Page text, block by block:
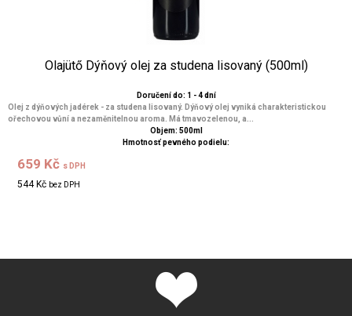
Olajütő Dýňový olej za studena lisovaný (500ml)
Doručení do: 1 - 4 dní
Olej z dýňových jadérek - za studena lisovaný. Dýňový olej vyniká charakteristickou
ořechovou vůní a nezaměnitelnou aroma. Má tmavozelenou, a...
Objem: 500ml
Hmotnosť pevného podielu:
659 Kč s DPH
544 Kč bez DPH